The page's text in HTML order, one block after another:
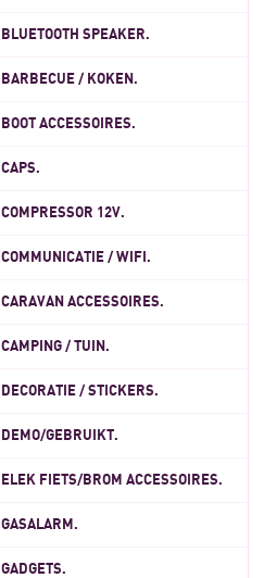
BLUETOOTH SPEAKER.
BARBECUE / KOKEN.
BOOT ACCESSOIRES.
CAPS.
COMPRESSOR 12V.
COMMUNICATIE / WIFI.
CARAVAN ACCESSOIRES.
CAMPING / TUIN.
DECORATIE / STICKERS.
DEMO/GEBRUIKT.
ELEK FIETS/BROM ACCESSOIRES.
GASALARM.
GADGETS.